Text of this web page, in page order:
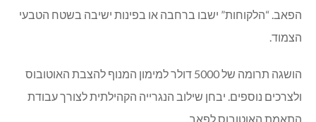
הפאב. “הלקוחות” ישבו ברחבה או בפינות ישיבה בשטח הטבעי
הצמוד.
הושגה תרומה של 5000 דולר למימון המנוף להצבת האוטובוס
ולצרכים נוספים. יבחן שילוב הנגרייה הקהילתית לצורך עבודת
התאמת האוטובוס לפאב.